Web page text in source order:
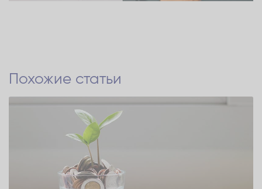
Похожие статьи